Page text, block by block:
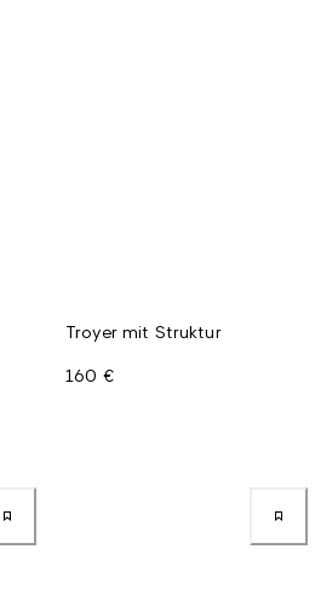
Troyer mit Struktur
160 €